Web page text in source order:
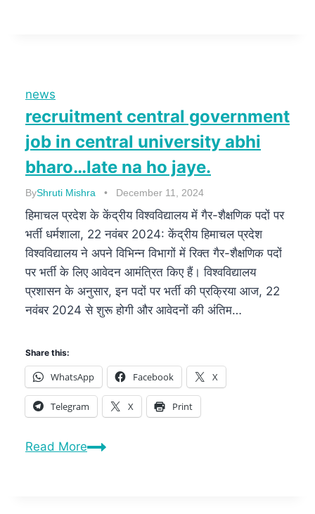
news
recruitment central government
job in central university abhi
bharo…late na ho jaye.
ByShruti Mishra December 11, 2024
हिमाचल प्रदेश के केंद्रीय विश्वविद्यालय में गैर-शैक्षणिक पदों पर
भर्ती धर्मशाला, 22 नवंबर 2024: केंद्रीय हिमाचल प्रदेश
विश्वविद्यालय ने अपने विभिन्न विभागों में रिक्त गैर-शैक्षणिक पदों
पर भर्ती के लिए आवेदन आमंत्रित किए हैं। विश्वविद्यालय
प्रशासन के अनुसार, इन पदों पर भर्ती की प्रक्रिया आज, 22
नवंबर 2024 से शुरू होगी और आवेदनों की अंतिम…
Share this:
WhatsApp Facebook X
Telegram X Print
Read More